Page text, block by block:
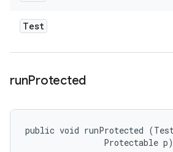
Test
runProtected
public void runProtected
                Protectable p)